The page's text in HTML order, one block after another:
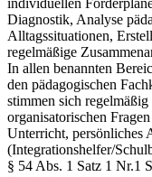
individuellen
Diagnostik, Analyse
Alltagssituationen,
regelmäßige
In allen benannten
den pädagogischen
stimmen sich
organisatorischen
Unterricht, persönliches
(Integrationshelfer/
§ 54 Abs. 1 Satz 1 Nr.1